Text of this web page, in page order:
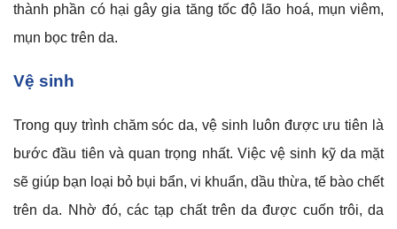
thành phần có hại gây gia tăng tốc độ lão hoá, mụn viêm,
mụn bọc trên da.
Vệ sinh
Trong quy trình chăm sóc da, vệ sinh luôn được ưu tiên là
bước đầu tiên và quan trọng nhất. Việc vệ sinh kỹ da mặt
sẽ giúp bạn loại bỏ bụi bẩn, vi khuẩn, dầu thừa, tế bào chết
trên da. Nhờ đó, các tạp chất trên da được cuốn trôi, da